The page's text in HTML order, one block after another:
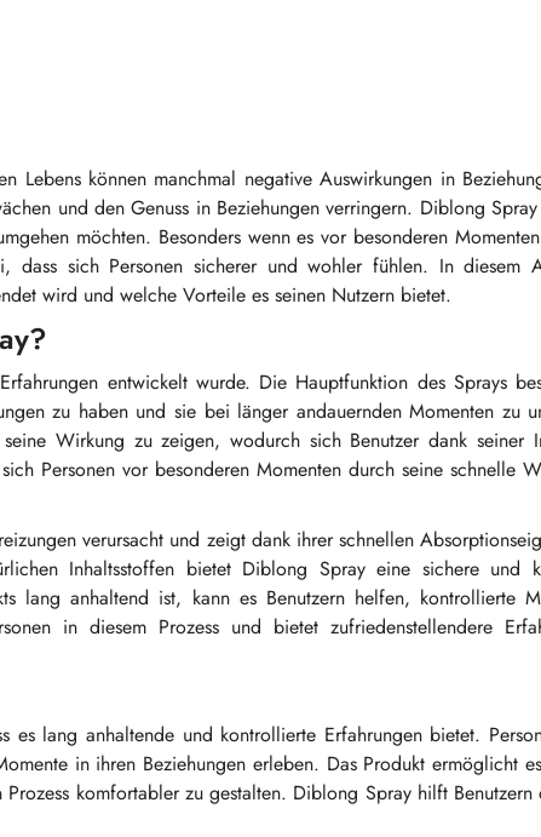
Lebens können manchmal negative Auswirkungen in
und den Genuss in Beziehungen verringern. Diblong
möchten. Besonders wenn es vor besonderen
dass sich Personen sicherer und wohler fühlen. In diesem
wird und welche Vorteile es seinen Nutzern bietet.
entwickelt wurde. Die Hauptfunktion des Sprays
zu haben und sie bei länger andauernden Momenten zu
Wirkung zu zeigen, wodurch sich Benutzer dank seiner
Personen vor besonderen Momenten durch seine schnelle
verursacht und zeigt dank ihrer schnellen
Inhaltsstoffen bietet Diblong Spray eine sichere und
lang anhaltend ist, kann es Benutzern helfen, kontrollierte
in diesem Prozess und bietet zufriedenstellendere
es lang anhaltende und kontrollierte Erfahrungen bietet.
in ihren Beziehungen erleben. Das Produkt ermöglicht
komfortabler zu gestalten. Diblong Spray hilft